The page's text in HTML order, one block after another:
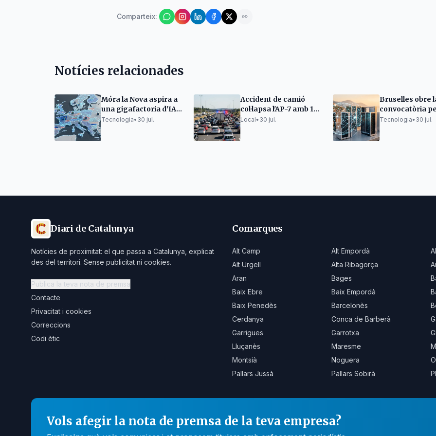
Comparteix:
Notícies relacionades
Móra la Nova aspira a
una gigafactoria d'IA
europea
Tecnologia• 30 jul.
Accident de camió
col·lapsa l'AP-7 amb 19
km de retenció a Sant
Local• 30 jul.
Bruselles obre
convocatòria
gigafactoria d'IA
Tecnologia• 30 jul.
Diari de Catalunya
Notícies de proximitat: el que passa a Catalunya, explicat
des del territori. Sense publicitat ni cookies.
Publica la teva nota de premsa
Contacte
Privacitat i cookies
Correccions
Codi ètic
Comarques
Alt Camp Alt Empordà
Alt Urgell
Alta Ribagorça
Aran
Bages
Baix Ebre
Baix Empordà
Baix Penedès
Barcelonès
Cerdanya
Conca de Barberà
Garrigues
Garrotxa
Lluçanès
Maresme
Montsià
Noguera
Pallars Jussà
Pallars Sobirà
Vols afegir la nota de premsa de la teva empresa?